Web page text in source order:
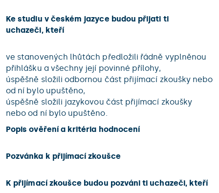
Ke studiu v českém jazyce budou přijati ti
uchazeči, kteří
ve stanovených lhůtách předložili řádně vyplněnou
přihlášku a všechny její povinné přílohy,
úspěšně složili odbornou část přijímací zkoušky nebo
od ní bylo upuštěno,
úspěšně složili jazykovou část přijímací zkoušky
nebo od ní bylo upuštěno.
Popis ověření a kritéria hodnocení
Pozvánka k přijímací zkoušce
K přijímací zkoušce budou pozváni ti uchazeči, kteří